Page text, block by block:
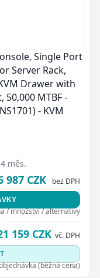
Single Port
Server Rack,
Drawer with
50,000 MTBF -
- KVM
měs.
987 CZK bez DPH
/ množství / alternativy
159 CZK vč. DPH
(běžná cena)